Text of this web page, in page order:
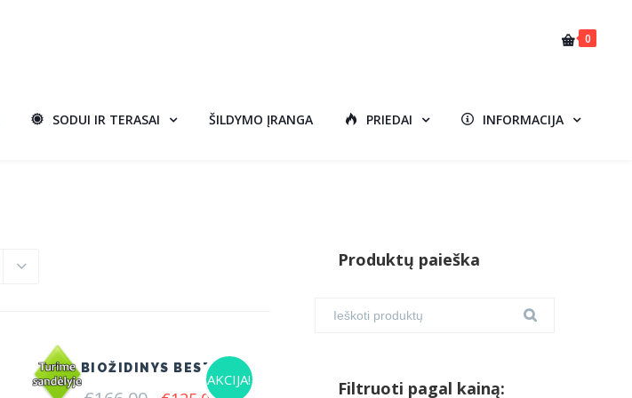
0
SODUI IR TERASAI ŠILDYMO ĮRANGA PRIEDAI INFORMACIJA
AKCIJA!
BIOŽIDINYS BESTA
Produktų paieška
Filtruoti pagal kainą: